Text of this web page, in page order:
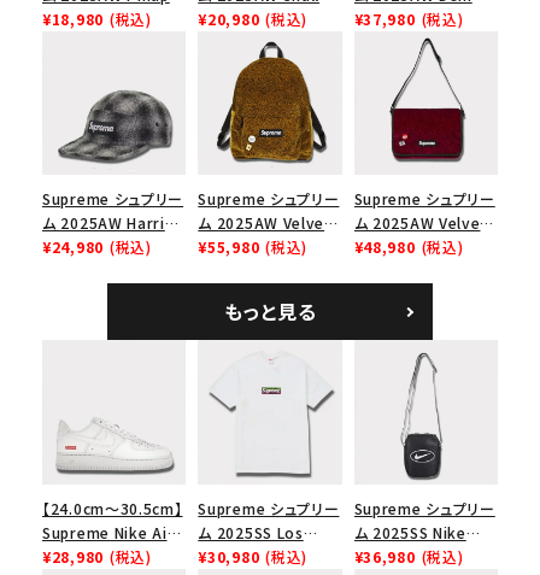
Mesh Back 5-Panel
ップ トゥルーティン
バーHTC フォールカ
¥18,980 (税込)
Tee スカル Tシャ
ツ ウッドランドカモ
¥20,980 (税込)
Shoulder Bag デニ
ム ショルダーバッグ
¥37,980 (税込)
Supreme シュプリー
ム 2025AW Harris
Tweed Camp Cap
¥24,980 (税込)
Supreme シュプリー
ム 2025AW Velvet
Backpack ベルベッ
¥55,980 (税込)
Supreme シュプリー
ム 2025AW Velvet
Small Messenger
バッグ レッドレオパー
ド
¥48,980 (税込)
もっと見る
【24.0cm～30.5cm】
Supreme Nike Air
Force 1 Low シュプ
¥28,980 (税込)
Supreme シュプリー
ム 2025SS Los
Angeles Fire Relief
¥30,980 (税込)
Supreme シュプリー
ム 2025SS Nike
Leather Shoulder
¥36,980 (税込)